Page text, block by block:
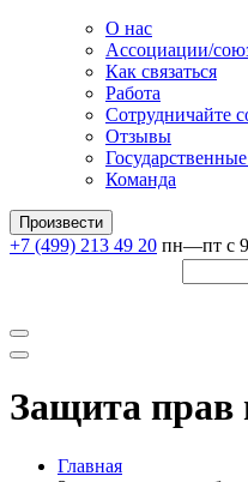
О нас
Ассоциации/
Как связаться
Работа
Сотрудничайте
Отзывы
Команда
Произвести
+7 (499) 213 49 20 пн—пт с
Защита прав
Главная